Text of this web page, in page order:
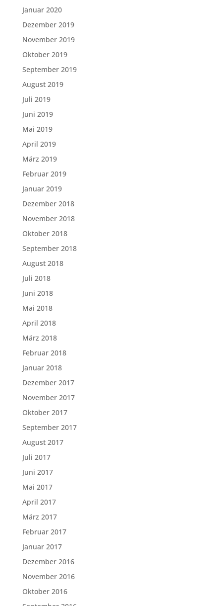
Januar 2020
Dezember 2019
November 2019
Oktober 2019
September 2019
August 2019
Juli 2019
Juni 2019
Mai 2019
April 2019
März 2019
Februar 2019
Januar 2019
Dezember 2018
November 2018
Oktober 2018
September 2018
August 2018
Juli 2018
Juni 2018
Mai 2018
April 2018
März 2018
Februar 2018
Januar 2018
Dezember 2017
November 2017
Oktober 2017
September 2017
August 2017
Juli 2017
Juni 2017
Mai 2017
April 2017
März 2017
Februar 2017
Januar 2017
Dezember 2016
November 2016
Oktober 2016